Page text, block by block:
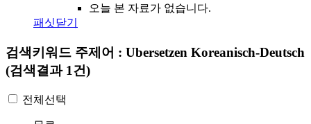
오늘 본 자료가 없습니다.
패싯닫기
검색키워드 주제어 : Ubersetzen Koreanisch-Deutsch
(검색결과 1건)
전체선택